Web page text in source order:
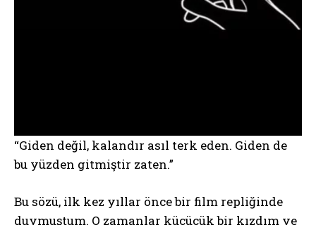
“Giden değil, kalandır asıl terk eden. Giden de
bu yüzden gitmiştir zaten.”
Bu sözü, ilk kez yıllar önce bir film repliğinde
duymuştum. O zamanlar küçücük bir kızdım ve